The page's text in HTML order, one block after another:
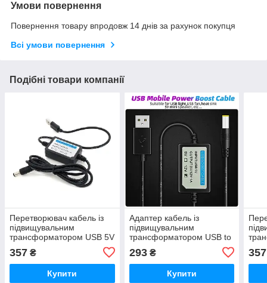
Умови повернення
Повернення товару впродовж 14 днів за рахунок покупця
Всі умови повернення
Подібні товари компанії
Перетворювач кабель із
підвищувальним
трансформатором USB 5V
роутера, модему 1 м.
Бустер
357 ₴
Купити
Адаптер кабель із
підвищувальним
трансформатором USB to
для роутера, модему 1 м
293₴
Купити
357